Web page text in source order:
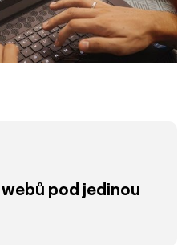
pod jedinou